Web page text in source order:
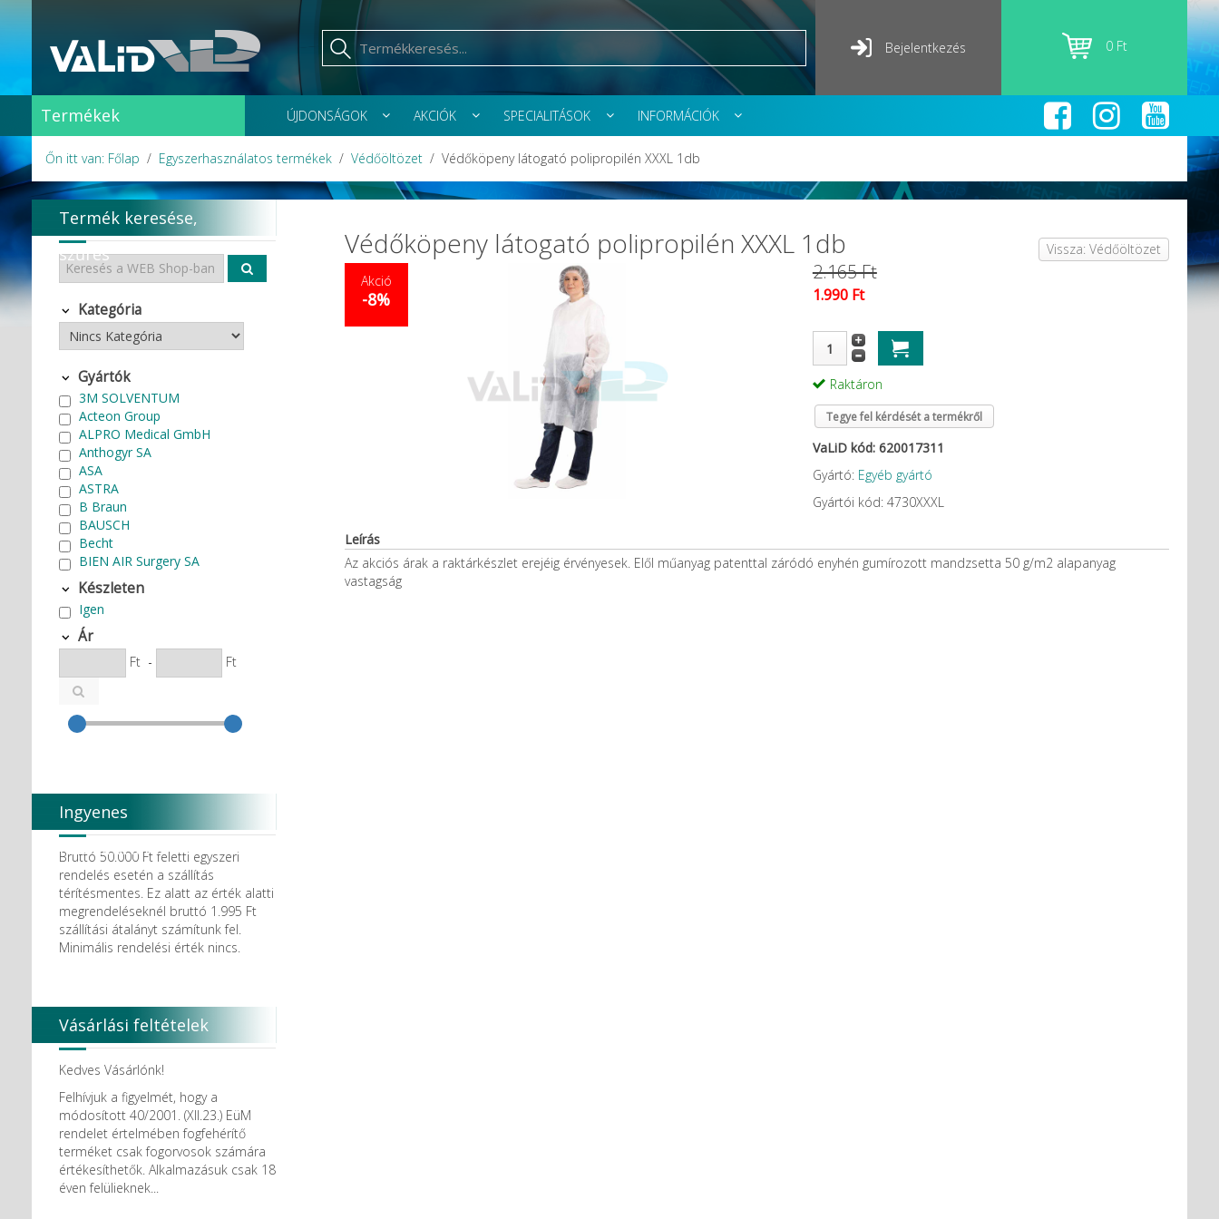
Bejelentkezés 0 Ft
Termékek ÚJDONSÁGOK AKCIÓK SPECIALITÁSOK INFORMÁCIÓK
Őn itt van: Főlap Egyszerhasználatos termékek Védőöltözet Védőköpeny látogató polipropilén XXXL 1db
Vissza: Védőöltözet
Védőköpeny látogató polipropilén XXXL 1db
Akció
-8%
2.165 Ft
1.990 Ft
Raktáron
Tegye fel kérdését a termékről
VaLiD kód: 620017311
Gyártó: Egyéb gyártó
Gyártói kód: 4730XXXL
Leírás
Az akciós árak a raktárkészlet erejéig érvényesek. Elől műanyag patenttal záródó enyhén gumírozott mandzsetta 50 g/m2 alapanyag
vastagság
Termék keresése,
szűrés
Kategória
Gyártók
3M SOLVENTUM
Acteon Group
ALPRO Medical GmbH
Anthogyr SA
ASA
ASTRA
B Braun
BAUSCH
Becht
BIEN AIR Surgery SA
Bode Chemie
Cardex
Carlo de Giorgi srl
CATTANI SpA
CAVEX
Cefla S.C.
CEMM Dental High Tech Ltd.
Coxo Medical Instrument Co.
Degradable Sol. AG
Degradable Solutions AG
DELTA RT.
Dendia GmbH
DenMat Holdings, LLC
Dental Film srl.
Dental Pacific
Dentis
Dentsolv AB
Detax
DFS
DIADENT
Diaswiss S.A.
Discus Dental PHILIPS
DISPOTECH S.r.l.
DKL
DMG
DÜRR DENTAL SE
DUX
Készleten
Igen
Ár
Ft - Ft
Ingyenes
házhozszállítás
Bruttó 50.000 Ft feletti egyszeri
rendelés esetén a szállítás
térítésmentes. Ez alatt az érték alatti
megrendeléseknél bruttó 1.995 Ft
szállítási átalányt számítunk fel.
Minimális rendelési érték nincs.
Vásárlási feltételek
Kedves Vásárlónk!
Felhívjuk a figyelmét, hogy a
módosított 40/2001. (XII.23.) EüM
rendelet értelmében fogfehérítő
terméket csak fogorvosok számára
értékesíthetők. Alkalmazásuk csak 18
éven felülieknek...